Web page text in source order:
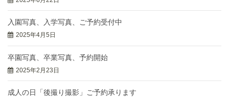
入園写真、入学写真、ご予約受付中
2025年4月5日
卒園写真、卒業写真、予約開始
2025年2月23日
成人の日「後撮り撮影」ご予約承ります